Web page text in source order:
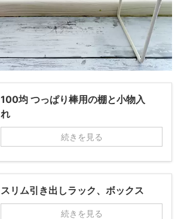
100均 つっぱり棒用の棚と小物入
れ
続きを見る
スリム引き出しラック、ボックス
続きを見る